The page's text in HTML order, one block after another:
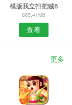
模版我立扫把贼6
865.41MB
查看
更多